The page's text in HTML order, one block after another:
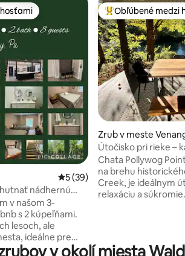
hodnotení: 219
hosťami
Priemerné ohodnotenie 5 z 5,
5 (39)
nádhernú
v našom 3-
s 2 kúpeľňami.
lesoch, ale
ideálne pre
Otvorený
Najobľúbenejšie
Obľúbené medzi
Zrub v meste
Útočisko pri rieke –
oheň na drevo
Chata Pollywog
na brehu
Creek, je ideálnym
relaxáciu a súkromie. *Táborák vonku –
v upokojujúcich bublinách.
v okolí miesta